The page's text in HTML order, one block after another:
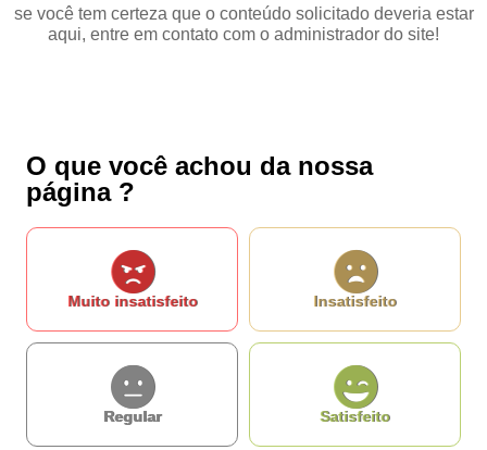
Ao iniciar um contato, você concorda com aPolítica de privacidade
(77) 3455-1412
E-mail
Ou seja atendido presencialmente
Segunda a sexta-feira, das 07h ás 13h.
Rua Rui Barbosa, 26 - Centro - Caculé - Ba
Outros meios de contato
e-SIC
se você tem certeza que o conteúdo solicitado deveria estar
aqui, entre em contato com o administrador do site!
O que você achou da nossa
página ?
Muito insatisfeito Insatisfeito
Regular Satisfeito